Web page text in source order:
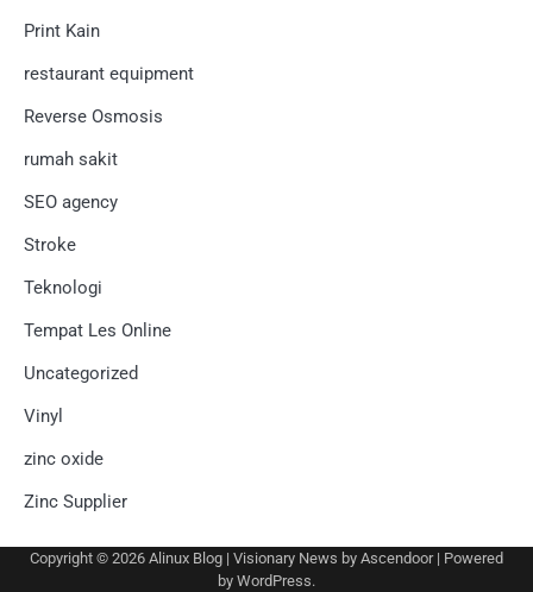
Print Kain
restaurant equipment
Reverse Osmosis
rumah sakit
SEO agency
Stroke
Teknologi
Tempat Les Online
Uncategorized
Vinyl
zinc oxide
Zinc Supplier
Copyright © 2026 Alinux Blog | Visionary News by Ascendoor| Powered
by WordPress.